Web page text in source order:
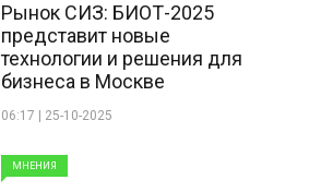
Рынок СИЗ: БИОТ-2025
представит новые
технологии и решения для
бизнеса в Москве
06:17 | 25-10-2025
МНЕНИЯ